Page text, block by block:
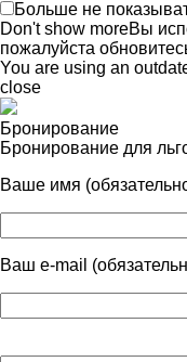
Больше не
Don't show moreВы
пожалуйста
You are using an
close
Бронирование
Бронирование для
Ваше имя
Ваш e-mail